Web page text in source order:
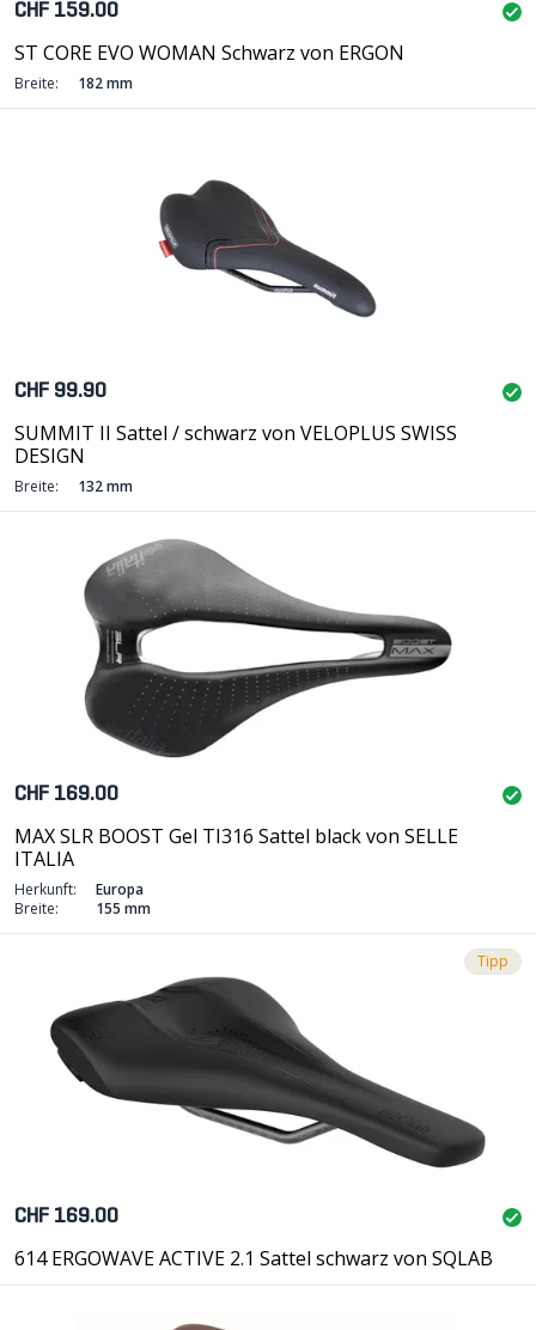
CHF 159.00
ST CORE EVO WOMAN Schwarz von ERGON
Breite: 182 mm
CHF 99.90
SUMMIT II Sattel / schwarz von VELOPLUS SWISS
DESIGN
Breite: 132 mm
CHF 169.00
MAX SLR BOOST Gel TI316 Sattel black von SELLE
ITALIA
Herkunft:
Europa
Breite:
155 mm
Tipp
CHF 169.00
614 ERGOWAVE ACTIVE 2.1 Sattel schwarz von SQLAB